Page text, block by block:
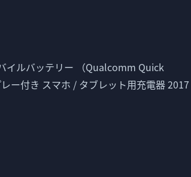
イルバッテリー （Qualcomm Quick
ー付き スマホ / タブレット用充電器 2017